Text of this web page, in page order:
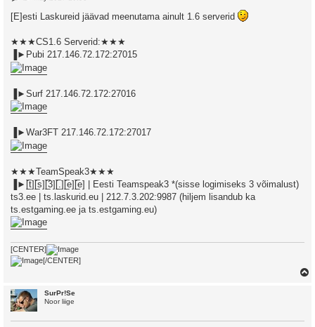
s
t
[E]esti Laskureid jäävad meenutama ainult 1.6 serverid
★★★CS1.6 Serverid:★★★
▐►Pubi 217.146.72.172:27015
▐►Surf 217.146.72.172:27016
▐►War3FT 217.146.72.172:27017
★★★TeamSpeak3★★★
▐►[̲̅t][̲̅s][̲̅3][̲̅.][̲̅e][̲̅e] | Eesti Teamspeak3 *(sisse logimiseks 3 võimalust)
ts3.ee | ts.laskurid.eu | 212.7.3.202:9987 (hiljem lisandub ka
ts.estgaming.ee ja ts.estgaming.eu)
[CENTER]
[/CENTER]
SurPr!Se
Noor liige